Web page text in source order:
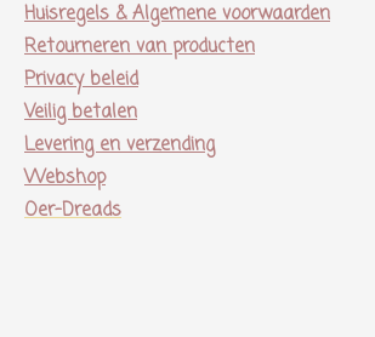
Huisregels & Algemene voorwaarden
Retourneren van producten
Privacy beleid
Veilig betalen
Levering en verzending
Webshop
Oer-Dreads